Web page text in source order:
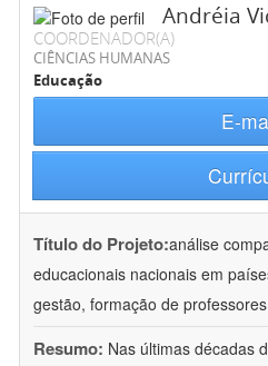
Andréia
COORDENADOR(A)
CIÊNCIAS HUMANAS
Educação
E-
Título do Projeto:análise
educacionais nacionais em
gestão, formação de
Resumo: Nas últimas décadas